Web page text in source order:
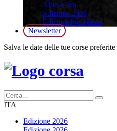
Albo d’oro
Edizione 2026
Edizioni Precedenti
Newsletter
Salva le date delle tue corse preferite
ITA
Edizione 2026